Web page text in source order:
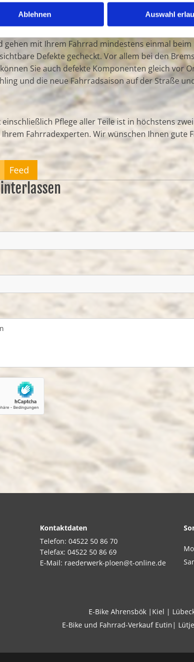
Ablehnen Auswahl
Profi machen lassen
gehen mit Ihrem Fahrrad mindestens einmal
Defekte gecheckt. Vor allem bei den
Sie auch defekte Komponenten gleich vor
und die neue Fahrradsaison auf der Straße
Pflege aller Teile ist in höchstens
Fahrradexperten. Wir wünschen Ihnen gute
Feed
Kontaktdaten
Telefon: 04522 50 86 70
Telefax: 04522 50 86 69
E-Mail: raederwerk-ploen@t-online.de
E-Bike Ahrensbök| Kiel |
E-Bike und Fahrrad-Verkauf Eutin |